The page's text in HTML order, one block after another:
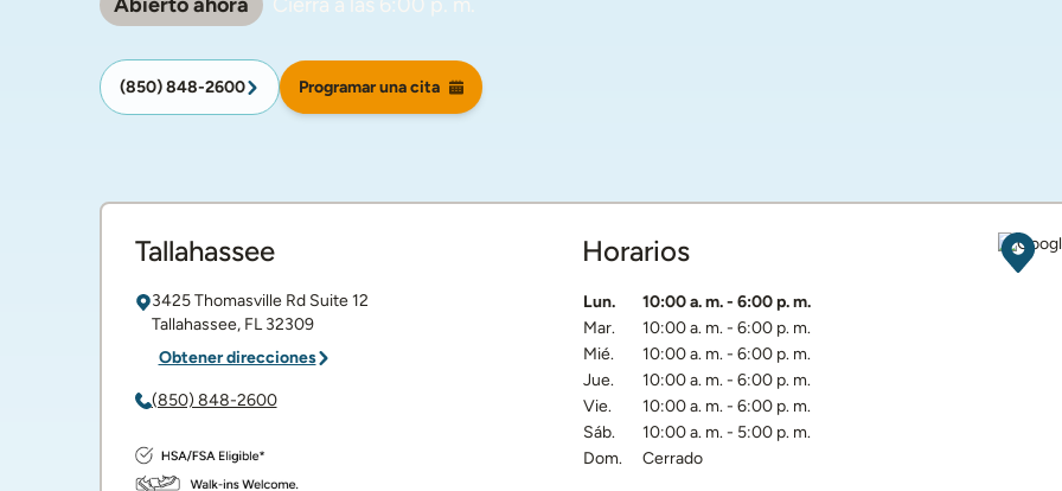
(850) 848-2600 Programar una cita
Tallahassee
3425 Thomasville RdSuite 12
Tallahassee, FL32309
Obtener direcciones
(850) 848-2600
Horarios
Día de la semanaHorarios
Lun. 10:00 a. m.- 6:00 p. m.
Mar.
10:00 a. m.- 6:00 p. m.
Mié.
10:00 a. m.- 6:00 p. m.
Jue.
10:00 a. m.- 6:00 p. m.
Vie.
10:00 a. m.- 6:00 p. m.
Sáb.
10:00 a. m.- 5:00 p. m.
Dom.
Cerrado